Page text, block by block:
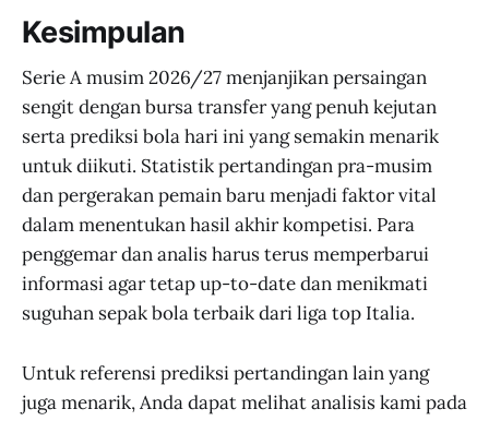
Kesimpulan
Serie A musim 2026/27 menjanjikan persaingan
sengit dengan bursa transfer yang penuh kejutan
serta prediksi bola hari ini yang semakin menarik
untuk diikuti. Statistik pertandingan pra-musim
dan pergerakan pemain baru menjadi faktor vital
dalam menentukan hasil akhir kompetisi. Para
penggemar dan analis harus terus memperbarui
informasi agar tetap up-to-date dan menikmati
suguhan sepak bola terbaik dari liga top Italia.
Untuk referensi prediksi pertandingan lain yang
juga menarik, Anda dapat melihat analisis kami pada